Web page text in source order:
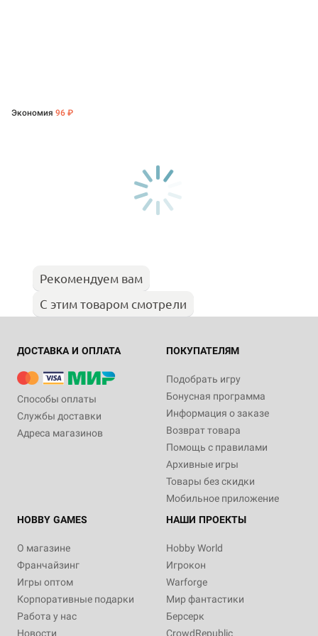
Экономия 96 ₽
Рекомендуем вам
С этим товаром смотрели
ДОСТАВКА И ОПЛАТА
Способы оплаты
Службы доставки
Адреса магазинов
ПОКУПАТЕЛЯМ
Подобрать игру
Бонусная программа
Информация о заказе
Возврат товара
Помощь с правилами
Архивные игры
Товары без скидки
Мобильное приложение
HOBBY GAMES
О магазине
Франчайзинг
Игры оптом
Корпоративные подарки
Работа у нас
Новости
НАШИ ПРОЕКТЫ
Hobby World
Игрокон
Warforge
Мир фантастики
Берсерк
CrowdRepublic